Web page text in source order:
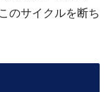
のサイクルを断ち